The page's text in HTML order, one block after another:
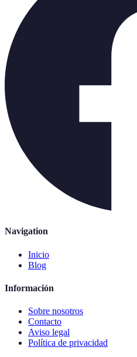
Navigation
Inicio
Blog
Información
Sobre nosotros
Contacto
Aviso legal
Política de privacidad